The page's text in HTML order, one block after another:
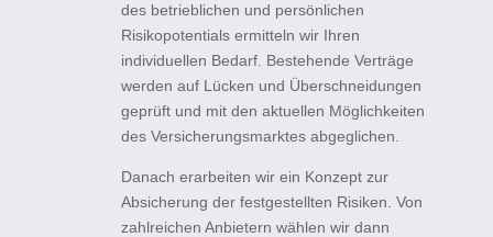
des betrieblichen und persönlichen
Risikopotentials ermitteln wir Ihren
individuellen Bedarf. Bestehende Verträge
werden auf Lücken und Überschneidungen
geprüft und mit den aktuellen Möglichkeiten
des Versicherungsmarktes abgeglichen.
Danach erarbeiten wir ein Konzept zur
Absicherung der festgestellten Risiken. Von
zahlreichen Anbietern wählen wir dann